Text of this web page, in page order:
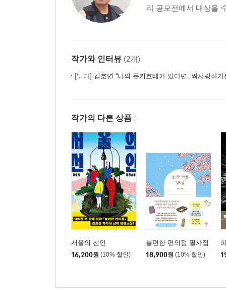
리 공모전에서 대상을
작가와 인터뷰 (2개)
[읽다] 김호연 “나의 돈키호테가 있다면, 짝사랑하기
작가의 다른 상품
서울의 선인
16,200원 (10% 할인)
불편한 편의점 필사집
18,900원 (10% 할인)